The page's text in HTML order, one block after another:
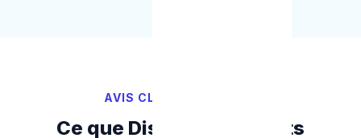
AVIS CLIENTS VÉRIFIÉS
Ce que Disent Nos Clients